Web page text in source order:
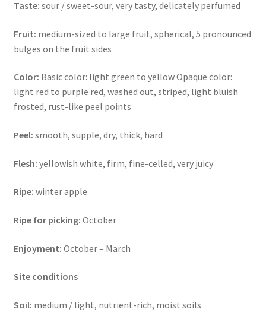
Taste: sour / sweet-sour, very tasty, delicately perfumed
Fruit: medium-sized to large fruit, spherical, 5 pronounced
bulges on the fruit sides
Color: Basic color: light green to yellowOpaque color:
light red to purple red, washed out, striped, light bluish
frosted, rust-like peel points
Peel: smooth, supple, dry, thick, hard
Flesh: yellowish white, firm, fine-celled, very juicy
Ripe: winter apple
Ripe for picking: October
Enjoyment: October – March
Site conditions
Soil: medium / light, nutrient-rich, moist soils